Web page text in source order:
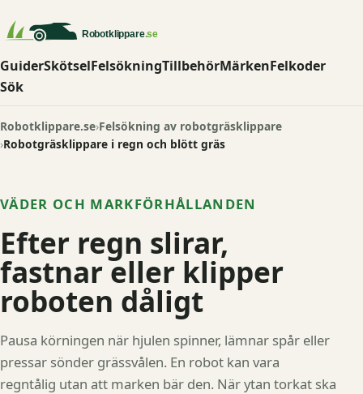
GuiderSkötselFelsökningTillbehörMärkenFelkoder
Sök
Robotklippare.se Felsökning av robotgräsklippare
Robotgräsklippare i regn och blött gräs
VÄDER OCH MARKFÖRHÅLLANDEN
Efter regn slirar,
fastnar eller klipper
roboten dåligt
Pausa körningen när hjulen spinner, lämnar spår eller
pressar sönder grässvålen. En robot kan vara
regntålig utan att marken bär den. När ytan torkat ska